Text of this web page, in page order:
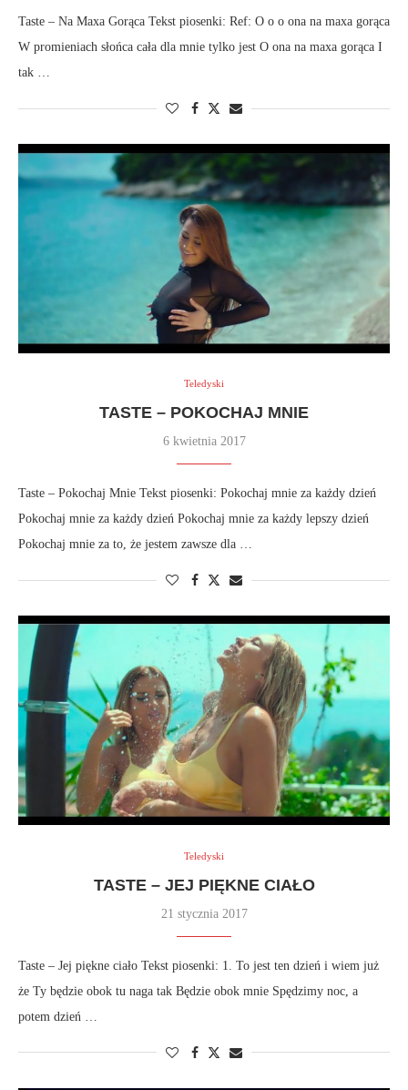
Taste – Na Maxa Gorąca Tekst piosenki: Ref: O o o ona na maxa gorąca
W promieniach słońca cała dla mnie tylko jest O ona na maxa gorąca I
tak …
Teledyski
TASTE – POKOCHAJ MNIE
6 kwietnia 2017
Taste – Pokochaj Mnie Tekst piosenki: Pokochaj mnie za każdy dzień
Pokochaj mnie za każdy dzień Pokochaj mnie za każdy lepszy dzień
Pokochaj mnie za to, że jestem zawsze dla …
Teledyski
TASTE – JEJ PIĘKNE CIAŁO
21 stycznia 2017
Taste – Jej piękne ciało Tekst piosenki: 1. To jest ten dzień i wiem już
że Ty będzie obok tu naga tak Będzie obok mnie Spędzimy noc, a
potem dzień …